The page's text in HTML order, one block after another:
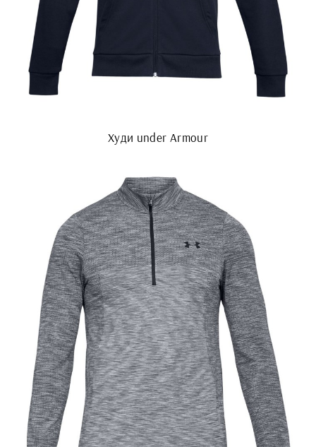
Худи under Armour